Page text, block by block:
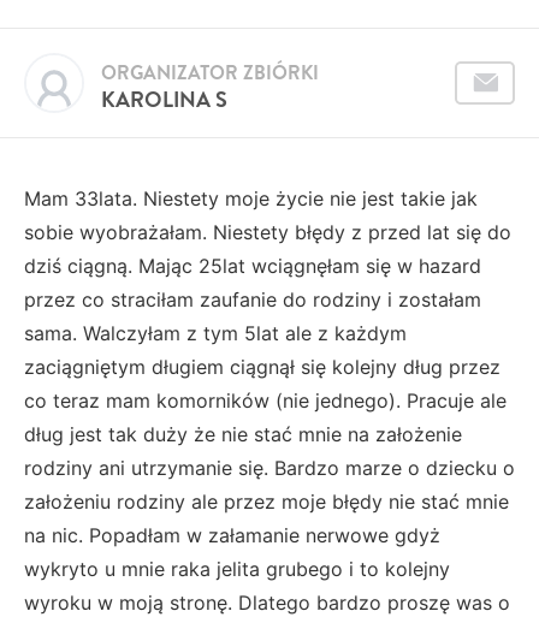
KAROLINA S
ORGANIZATOR ZBIÓRKI
Mam 33lata. Niestety moje życie nie jest takie jak
sobie wyobrażałam. Niestety błędy z przed lat się do
dziś ciągną. Mając 25lat wciągnęłam się w hazard
przez co straciłam zaufanie do rodziny i zostałam
sama. Walczyłam z tym 5lat ale z każdym
zaciągniętym długiem ciągnął się kolejny dług przez
co teraz mam komorników (nie jednego). Pracuje ale
dług jest tak duży że nie stać mnie na założenie
rodziny ani utrzymanie się. Bardzo marze o dziecku o
założeniu rodziny ale przez moje błędy nie stać mnie
na nic. Popadłam w załamanie nerwowe gdyż
wykryto u mnie raka jelita grubego i to kolejny
wyroku w moją stronę. Dlatego bardzo proszę was o